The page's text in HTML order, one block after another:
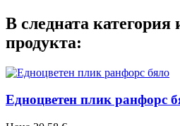
В следната
продукта:
Едноцветен плик ранфорс